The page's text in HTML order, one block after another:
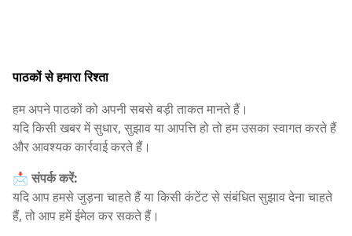
पाठकों से हमारा रिश्ता
हम अपने पाठकों को अपनी सबसे बड़ी ताकत मानते हैं।
यदि किसी खबर में सुधार, सुझाव या आपत्ति हो तो हम उसका स्वागत करते हैं
और आवश्यक कार्रवाई करते हैं।
📩संपर्क करें:
यदि आप हमसे जुड़ना चाहते हैं या किसी कंटेंट से संबंधित सुझाव देना चाहते
हैं, तो आप हमें ईमेल कर सकते हैं।